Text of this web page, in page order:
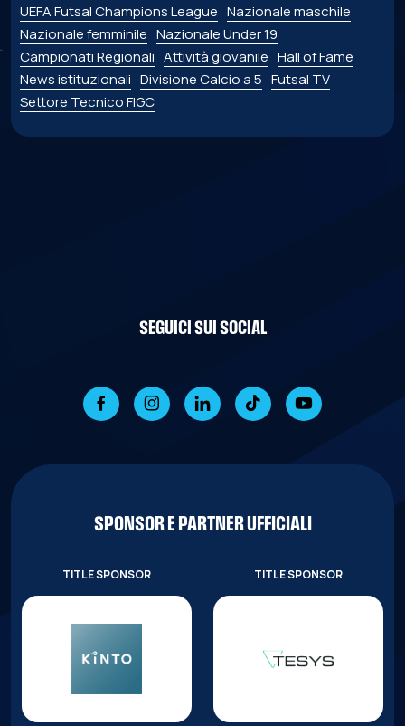
UEFA Futsal Champions League Nazionale maschile
Nazionale femminile Nazionale Under 19
Campionati Regionali Attività giovanile Hall of Fame
News istituzionali Divisione Calcio a 5 Futsal TV
Settore Tecnico FIGC
SEGUICI SUI SOCIAL
SPONSOR E PARTNER UFFICIALI
TITLE SPONSOR TITLE SPONSOR